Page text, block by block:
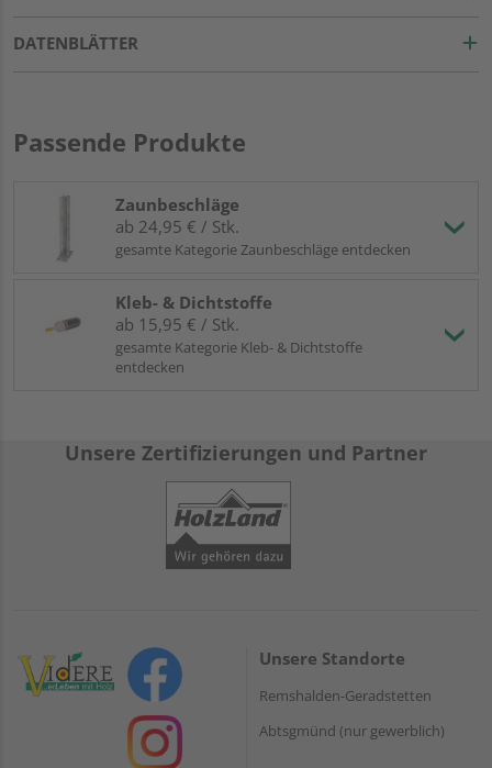
DATENBLÄTTER
Passende Produkte
Zaunbeschläge
ab 24,95 € / Stk.
gesamte Kategorie Zaunbeschläge entdecken
Kleb- & Dichtstoffe
ab 15,95 € / Stk.
gesamte Kategorie Kleb- & Dichtstoffe
entdecken
Unsere Zertifizierungen und Partner
Unsere Standorte
Remshalden-Geradstetten
Abtsgmünd (nur gewerblich)